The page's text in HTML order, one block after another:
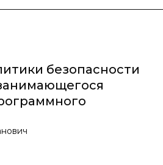
безопасности